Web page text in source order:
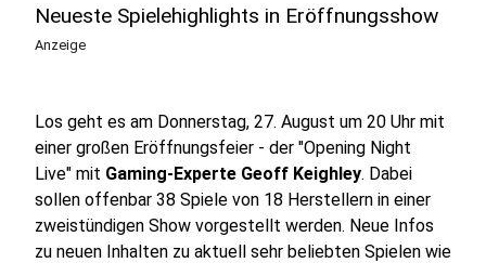
Neueste Spielehighlights in Eröffnungsshow
Anzeige
Los geht es am Donnerstag, 27. August um 20 Uhr mit
einer großen Eröffnungsfeier - der "Opening Night
Live" mit Gaming-Experte Geoff Keighley. Dabei
sollen offenbar 38 Spiele von 18 Herstellern in einer
zweistündigen Show vorgestellt werden. Neue Infos
zu neuen Inhalten zu aktuell sehr beliebten Spielen wie